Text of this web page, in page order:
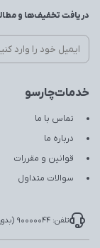
خدمات‌چارسو
تماس با ما
درباره ما
قوانین و مقررات
سوالات متداول
دریافت تخفیف‌ها و
تلفن: 90000044 (بدون پیش شماره و رایگان)